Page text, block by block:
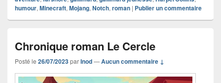
humour, Minecraft, Mojang, Notch, roman | Publier un commentaire
Chronique roman Le Cercle
Posté le 26/07/2023parInod—Aucun commentaire ↓